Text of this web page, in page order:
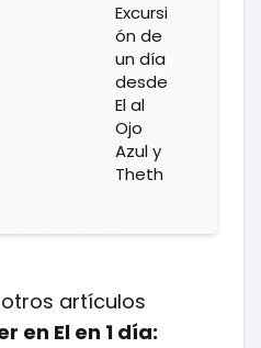
Excursi
ón de
un día
desde
El al
Ojo
Azul y
Theth
artículos
en El en 1 día: